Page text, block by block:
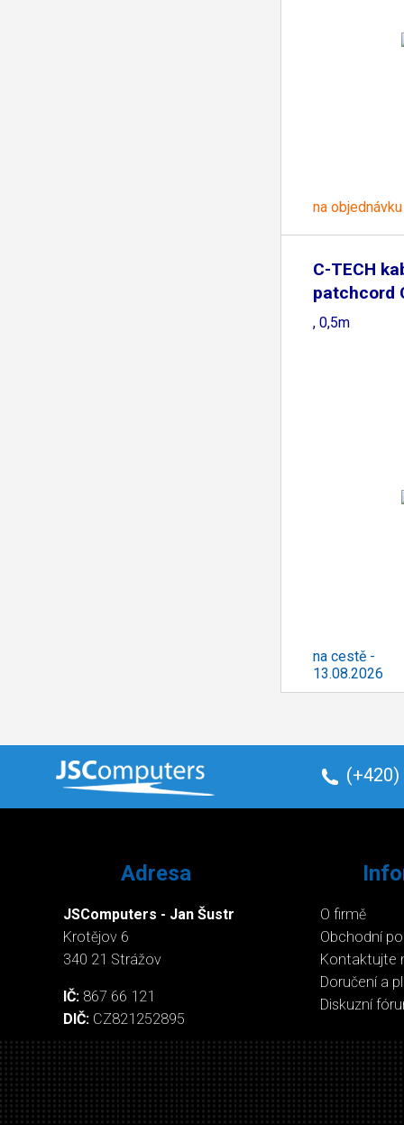
na objednávku
C-TECH
patchcord
černý
, 0,5m
na cestě -
13.08.2026
(+420)
Adresa
JSComputers - Jan Šustr
Krotějov 6
340 21 Strážov
IČ: 867 66 121
DIČ: CZ821252895
O firmě
Obchodní
Kontaktujte
Doručení a
Diskuzní